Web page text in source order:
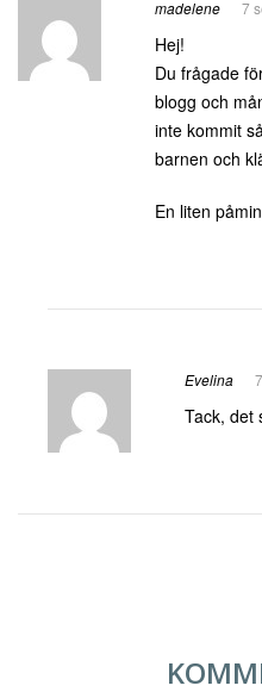
madelene 7
Hej!
Du frågade
blogg och
inte kommit
barnen och
En liten
Evelina
Tack, det